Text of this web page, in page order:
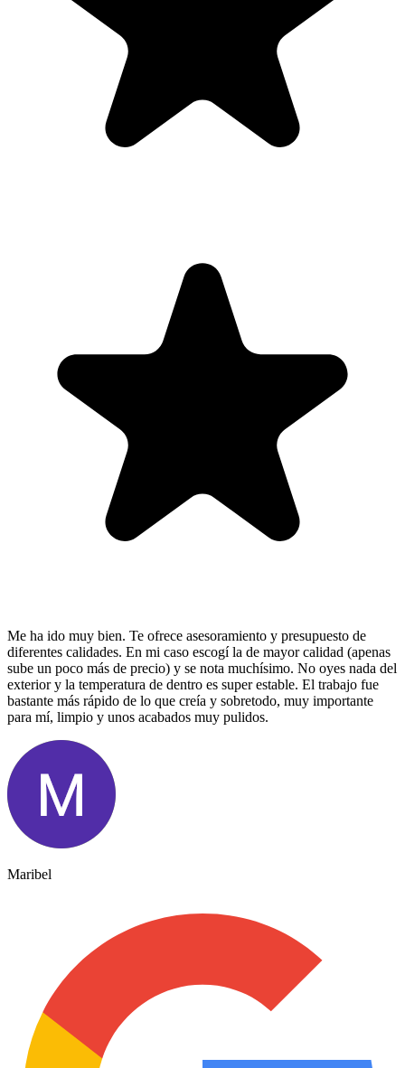
Me ha ido muy bien. Te ofrece asesoramiento y presupuesto de
diferentes calidades. En mi caso escogí la de mayor calidad (apenas
sube un poco más de precio) y se nota muchísimo. No oyes nada del
exterior y la temperatura de dentro es super estable. El trabajo fue
bastante más rápido de lo que creía y sobretodo, muy importante
para mí, limpio y unos acabados muy pulidos.
Maribel